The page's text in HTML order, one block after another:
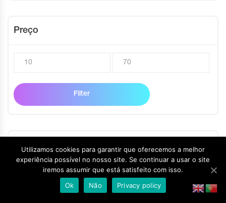
Preço
Filter
Género
Utilizamos cookies para garantir que oferecemos a melhor
experiência possível no nosso site. Se continuar a usar o site
iremos assumir que está satisfeito com isso.
Ok
Não Privacy policy